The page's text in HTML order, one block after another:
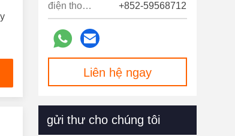
điện thoại: +852-59568712
Liên hệ ngay
gửi thư cho chúng tôi